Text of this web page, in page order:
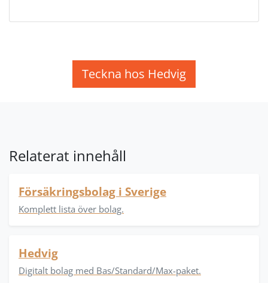
Teckna hos Hedvig
Relaterat innehåll
Försäkringsbolag i Sverige
Komplett lista över bolag.
Hedvig
Digitalt bolag med Bas/Standard/Max-paket.